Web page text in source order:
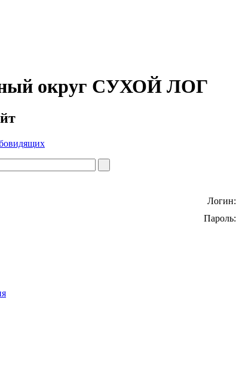
округ СУХОЙ ЛОГ
Логин:
Пароль: